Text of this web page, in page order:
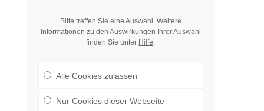
Bitte treffen Sie eine Auswahl. Weitere
Informationen zu den Auswirkungen Ihrer Auswahl
finden Sie unter Hilfe.
Alle Cookies zulassen
Nur Cookies dieser Webseite